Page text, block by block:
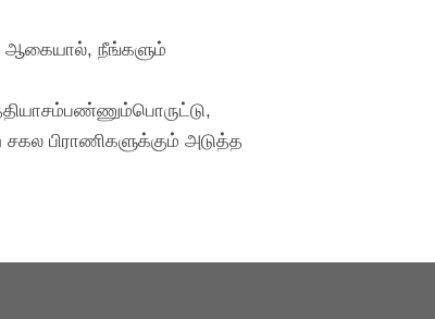
ஆகையால், நீங்களும்
பிராணிகளுக்கும் அடுத்த